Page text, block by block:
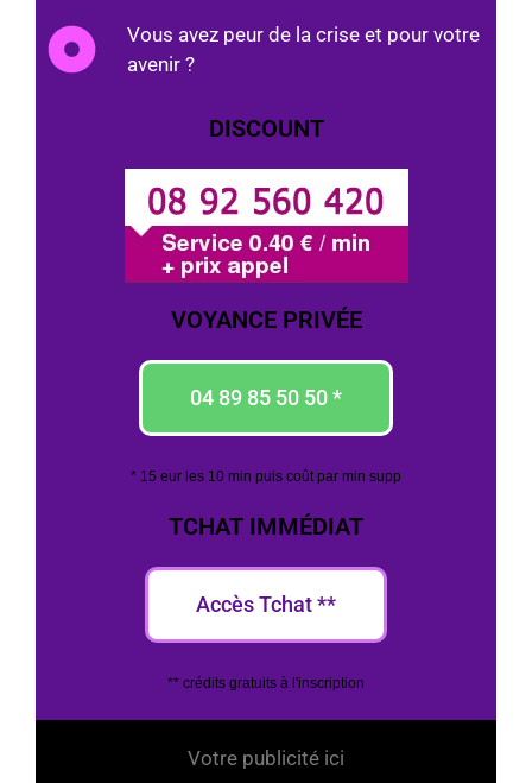
Vous avez peur de la crise et pour votre
avenir ?
DISCOUNT
VOYANCE PRIVÉE
04 89 85 50 50 *
* 15 eur les 10 min puis coût par min supp
TCHAT IMMÉDIAT
Accès Tchat **
** crédits gratuits à l'inscription
Votre publicité ici